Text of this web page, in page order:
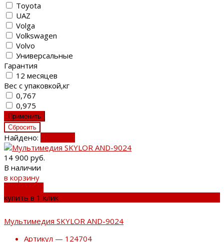
Toyota
UAZ
Volga
Volkswagen
Volvo
Универсальные
Гарантия
12 месяцев
Вес с упаковкой,кг
0,767
0,975
Найдено:
14 900 руб.
В наличии
в корзину
купить в 1 клик
Мультимедия SKYLOR AND-9024
Артикул — 124704